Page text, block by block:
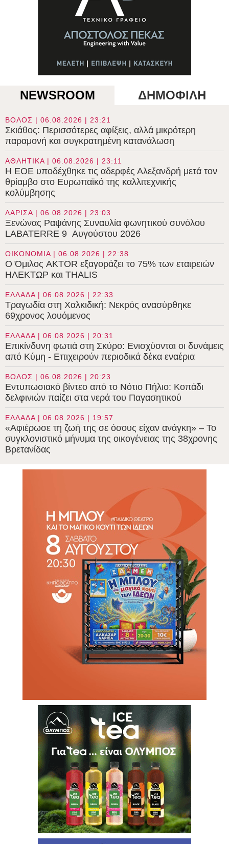
NEWSROOM ΔΗΜΟΦΙΛΗ
ΒΟΛΟΣ | 06.08.2026 | 23:21
Σκιάθος: Περισσότερες αφίξεις, αλλά μικρότερη
παραμονή και συγκρατημένη κατανάλωση
ΑΘΛΗΤΙΚΑ | 06.08.2026 | 23:11
Η ΕΟΕ υποδέχθηκε τις αδερφές Αλεξανδρή μετά τον
θρίαμβο στο Ευρωπαϊκό της καλλιτεχνικής
κολύμβησης
ΛΑΡΙΣΑ | 06.08.2026 | 23:03
Ξενώνας Ραψάνης Συναυλία φωνητικού συνόλου
LABATERRE 9 Αυγούστου 2026
ΟΙΚΟΝΟΜΙΑ | 06.08.2026 | 22:38
Ο Όμιλος AKTOR εξαγοράζει το 75% των εταιρειών
ΗΛΕΚΤΩΡ και THALIS
ΕΛΛΑΔΑ | 06.08.2026 | 22:33
Τραγωδία στη Χαλκιδική: Νεκρός ανασύρθηκε
69χρονος λουόμενος
ΕΛΛΑΔΑ | 06.08.2026 | 20:31
Επικίνδυνη φωτιά στη Σκύρο: Ενισχύονται οι δυνάμεις
από Κύμη - Επιχειρούν περιοδικά δέκα εναέρια
ΒΟΛΟΣ | 06.08.2026 | 20:23
Εντυπωσιακό βίντεο από το Νότιο Πήλιο: Κοπάδι
δελφινιών παίζει στα νερά του Παγασητικού
ΕΛΛΑΔΑ | 06.08.2026 | 19:57
«Αφιέρωσε τη ζωή της σε όσους είχαν ανάγκη» – Το
συγκλονιστικό μήνυμα της οικογένειας της 38χρονης
Βρετανίδας